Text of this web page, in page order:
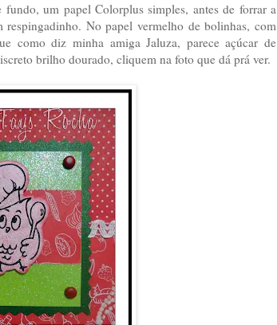
um papel Colorplus simples, antes de forrar a
No papel vermelho de bolinhas, com
como diz minha amiga Jaluza, parece açúcar de
brilho dourado, cliquem na foto que dá prá ver.